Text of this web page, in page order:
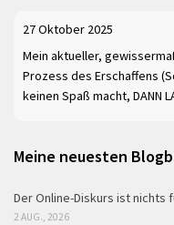
27 Oktober 2025
Mein aktueller,
Prozess des Erschaffens
keinen Spaß macht, DANN
Meine neuesten
Der Online-Diskurs ist nichts
2 AUG., 2026